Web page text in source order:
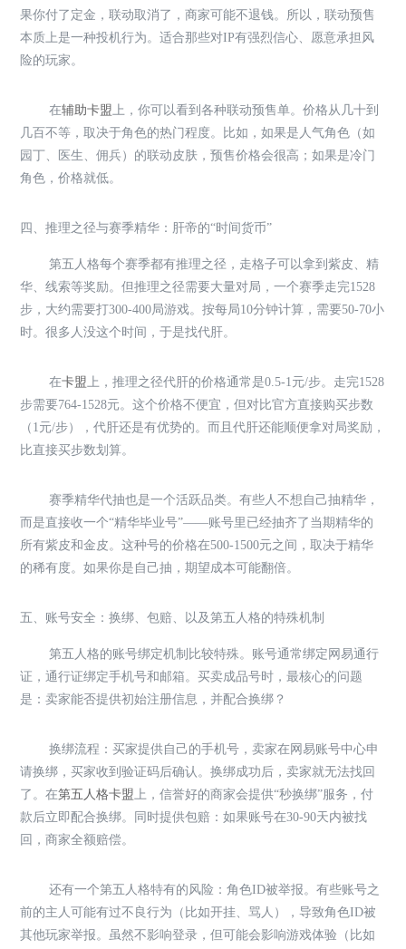
果你付了定金，联动取消了，商家可能不退钱。所以，联动预售
本质上是一种投机行为。适合那些对IP有强烈信心、愿意承担风
险的玩家。
在辅助卡盟上，你可以看到各种联动预售单。价格从几十到
几百不等，取决于角色的热门程度。比如，如果是人气角色（如
园丁、医生、佣兵）的联动皮肤，预售价格会很高；如果是冷门
角色，价格就低。
四、推理之径与赛季精华：肝帝的“时间货币”
第五人格每个赛季都有推理之径，走格子可以拿到紫皮、精
华、线索等奖励。但推理之径需要大量对局，一个赛季走完1528
步，大约需要打300-400局游戏。按每局10分钟计算，需要50-70小
时。很多人没这个时间，于是找代肝。
在卡盟上，推理之径代肝的价格通常是0.5-1元/步。走完1528
步需要764-1528元。这个价格不便宜，但对比官方直接购买步数
（1元/步），代肝还是有优势的。而且代肝还能顺便拿对局奖励，
比直接买步数划算。
赛季精华代抽也是一个活跃品类。有些人不想自己抽精华，
而是直接收一个“精华毕业号”——账号里已经抽齐了当期精华的
所有紫皮和金皮。这种号的价格在500-1500元之间，取决于精华
的稀有度。如果你是自己抽，期望成本可能翻倍。
五、账号安全：换绑、包赔、以及第五人格的特殊机制
第五人格的账号绑定机制比较特殊。账号通常绑定网易通行
证，通行证绑定手机号和邮箱。买卖成品号时，最核心的问题
是：卖家能否提供初始注册信息，并配合换绑？
换绑流程：买家提供自己的手机号，卖家在网易账号中心申
请换绑，买家收到验证码后确认。换绑成功后，卖家就无法找回
了。在第五人格卡盟上，信誉好的商家会提供“秒换绑”服务，付
款后立即配合换绑。同时提供包赔：如果账号在30-90天内被找
回，商家全额赔偿。
还有一个第五人格特有的风险：角色ID被举报。有些账号之
前的主人可能有过不良行为（比如开挂、骂人），导致角色ID被
其他玩家举报。虽然不影响登录，但可能会影响游戏体验（比如